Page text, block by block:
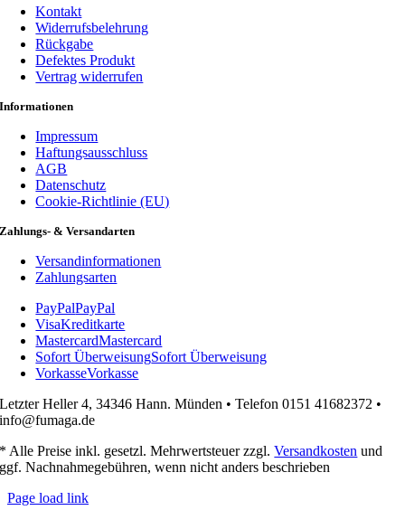
Kontakt
Widerrufsbelehrung
Rückgabe
Defektes Produkt
Vertrag widerrufen
Informationen
Impressum
Haftungsausschluss
AGB
Datenschutz
Cookie-Richtlinie (EU)
Zahlungs- & Versandarten
Versandinformationen
Zahlungsarten
PayPalPayPal
VisaKreditkarte
MastercardMastercard
Sofort ÜberweisungSofort Überweisung
VorkasseVorkasse
Letzter Heller 4, 34346 Hann. Münden • Telefon 0151 41682372 •
info@fumaga.de
* Alle Preise inkl. gesetzl. Mehrwertsteuer zzgl.Versandkosten und
ggf. Nachnahmegebühren, wenn nicht anders beschrieben
Page load link